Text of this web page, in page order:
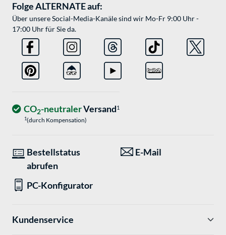
Folge ALTERNATE auf:
Über unsere Social-Media-Kanäle sind wir Mo-Fr 9:00 Uhr -
17:00 Uhr für Sie da.
CO2-neutralerVersand1
1(durch Kompensation)
Bestellstatus
abrufen
E-Mail
PC-Konfigurator
Kundenservice